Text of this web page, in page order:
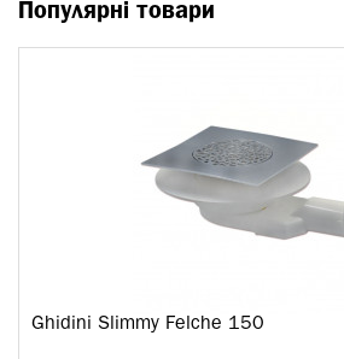
Популярні товари
Ghidini Slimmy Felche 150